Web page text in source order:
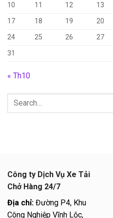
10
11 12 13
17
18 19 20
24
25 26 27
31
« Th10
Công ty Dịch Vụ Xe Tải
Chở Hàng 24/7
Địa chỉ: Đường P4, Khu
Công Nghiệp Vĩnh Lộc,